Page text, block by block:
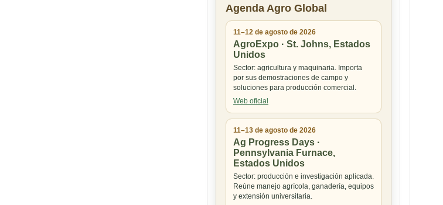
Agenda Agro Global
11–12 de agosto de 2026
AgroExpo · St. Johns, Estados
Unidos
Sector: agricultura y maquinaria. Importa
por sus demostraciones de campo y
soluciones para producción comercial.
Web oficial
11–13 de agosto de 2026
Ag Progress Days ·
Pennsylvania Furnace,
Estados Unidos
Sector: producción e investigación aplicada.
Reúne manejo agrícola, ganadería, equipos
y extensión universitaria.